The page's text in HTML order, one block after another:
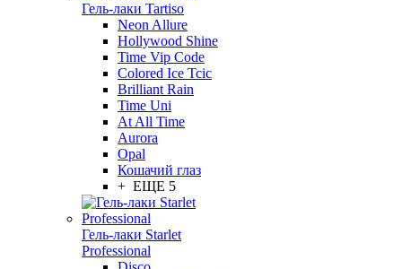
Гель-лаки Tartiso
Neon Allure
Hollywood Shine
Time Vip Code
Colored Ice Tcic
Brilliant Rain
Time Uni
At All Time
Aurora
Opal
Кошачий глаз
+ ЕЩЕ 5
Гель-лаки Starlet
Professional